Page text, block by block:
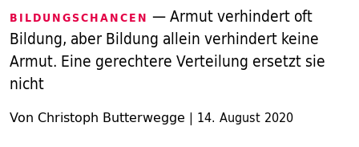
BILDUNGSCHANCEN — Armut verhindert oft
Bildung, aber Bildung allein verhindert keine
Armut. Eine gerechtere Verteilung ersetzt sie
nicht
Von Christoph Butterwegge | 14. August 2020